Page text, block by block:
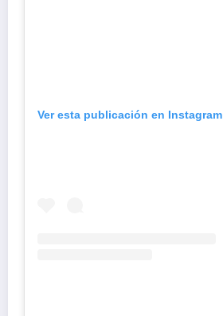
Ver esta publicación en Instagram